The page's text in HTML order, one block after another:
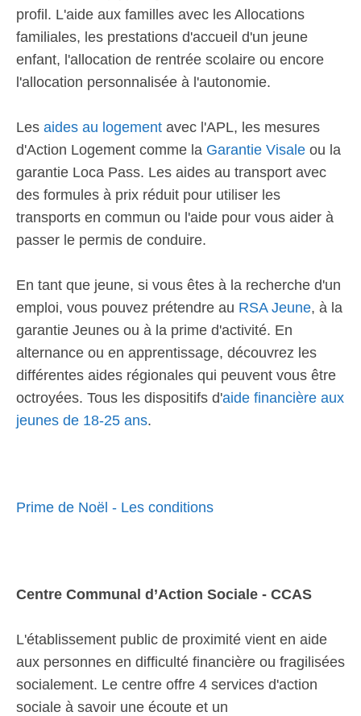
profil. L'aide aux familles avec les Allocations
familiales, les prestations d'accueil d'un jeune
enfant, l'allocation de rentrée scolaire ou encore
l'allocation personnalisée à l'autonomie.
Les aides au logement avec l'APL, les mesures
d'Action Logement comme la Garantie Visale ou la
garantie Loca Pass. Les aides au transport avec
des formules à prix réduit pour utiliser les
transports en commun ou l'aide pour vous aider à
passer le permis de conduire.
En tant que jeune, si vous êtes à la recherche d'un
emploi, vous pouvez prétendre au RSA Jeune, à la
garantie Jeunes ou à la prime d'activité. En
alternance ou en apprentissage, découvrez les
différentes aides régionales qui peuvent vous être
octroyées. Tous les dispositifs d'aide financière aux
jeunes de 18-25 ans.
Prime de Noël - Les conditions
Centre Communal d’Action Sociale - CCAS
L'établissement public de proximité vient en aide
aux personnes en difficulté financière ou fragilisées
socialement. Le centre offre 4 services d'action
sociale à savoir une écoute et un